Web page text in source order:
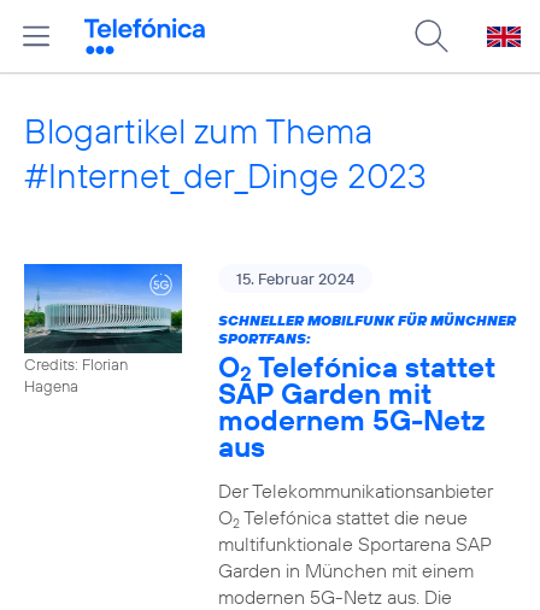
Blogartikel zum Thema
#Internet_der_Dinge 2023
Credits: Florian
Hagena
15. Februar 2024
SCHNELLER MOBILFUNK FÜR MÜNCHNER
SPORTFANS:
O2 Telefónica stattet
SAP Garden mit
modernem 5G-Netz
aus
Der Telekommunikationsanbieter
O2Telefónica stattet die neue
multifunktionale Sportarena SAP
Garden in München mit einem
modernen 5G-Netz aus. Die